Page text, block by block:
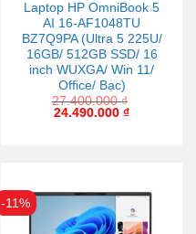
Laptop HP OmniBook 5
AI 16-AF1048TU
BZ7Q9PA (Ultra 5 225U/
16GB/ 512GB SSD/ 16
inch WUXGA/ Win 11/
Office/ Bạc)
27.400.000₫
24.490.000 ₫
-11%